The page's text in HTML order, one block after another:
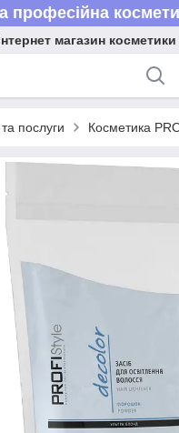
професійна
магазин косметики
послуги Косметика